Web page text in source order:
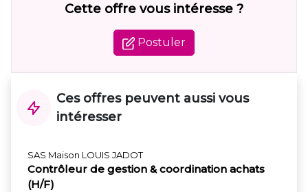
Cette offre vous intéresse ?
Postuler
Ces offres peuvent aussi vous
intéresser
SAS Maison LOUIS JADOT
Contrôleur de gestion & coordination achats
(H/F)